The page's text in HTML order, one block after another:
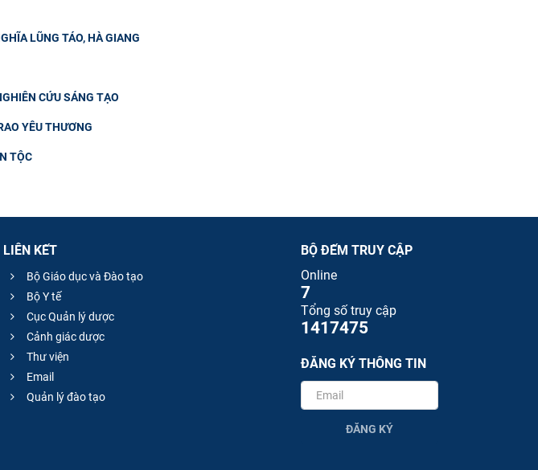
LŨNG TÁO, HÀ GIANG
CỨU SÁNG TẠO
YÊU THƯƠNG
TỘC
LIÊN KẾT
Bộ Giáo dục và Đào tạo
Bộ Y tế
Cục Quản lý dược
Cảnh giác dược
Thư viện
Email
Quản lý đào tạo
BỘ ĐẾM TRUY CẬP
Online
7
Tổng số truy cập
1417475
ĐĂNG KÝ THÔNG TIN
ĐĂNG KÝ